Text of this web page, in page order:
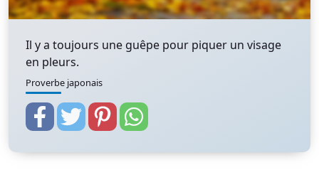
Il y a toujours une guêpe pour piquer un visage
en pleurs.
Proverbe japonais